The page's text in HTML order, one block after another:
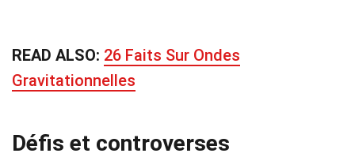
READ ALSO: 26 Faits Sur Ondes
Gravitationnelles
Défis et controverses